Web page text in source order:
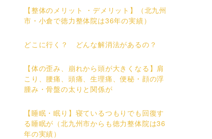
【整体のメリット ・デメリット】（北九州
市・小倉で徳力整体院は36年の実績）
どこに行く？ どんな解消法があるの？
【体の歪み、崩れから頭が大きくなる】肩
こり、腰痛、頭痛、生理痛、便秘・顔の浮
腫み・骨盤の太りと関係が
【睡眠・眠り】寝ているつもりでも回復す
る睡眠が（北九州市からも徳力整体院は36
年の実績）